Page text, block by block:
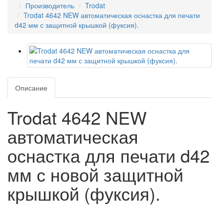
Производитель
Trodat
Trodat 4642 NEW автоматическая оснастка для печати
d42 мм с защитной крышкой (фуксия).
Описание
Trodat 4642 NEW
автоматическая
оснастка для печати d42
мм с новой защитной
крышкой (фуксия).